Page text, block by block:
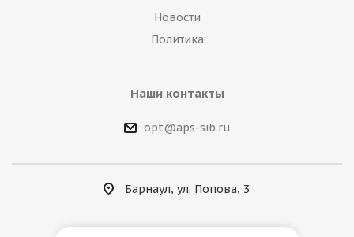
Новости
Политика
Наши контакты
opt@aps-sib.ru
Барнаул, ул. Попова, 3